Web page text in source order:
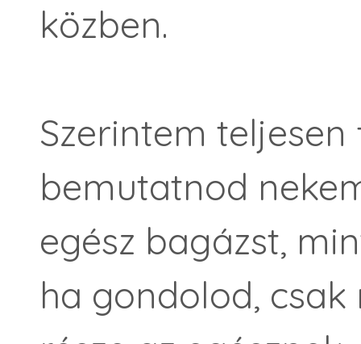
közben.
Szerintem teljesen
bemutatnod
egész bagázst,
ha gondolod, csak